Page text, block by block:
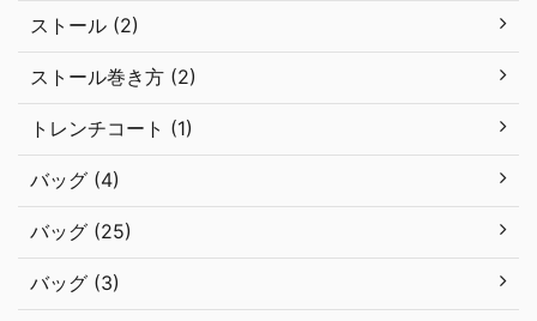
ストール (2)
ストール巻き方 (2)
トレンチコート (1)
バッグ (4)
バッグ (25)
バッグ (3)